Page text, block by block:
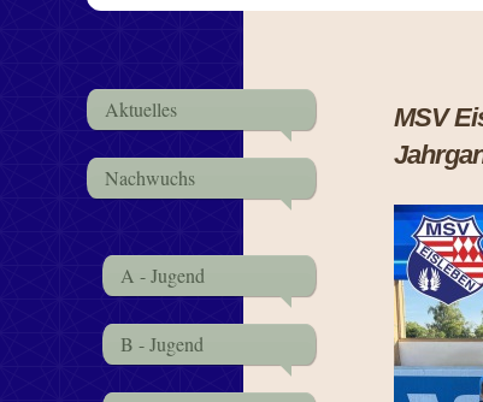
Aktuelles
Nachwuchs
A - Jugend
B - Jugend